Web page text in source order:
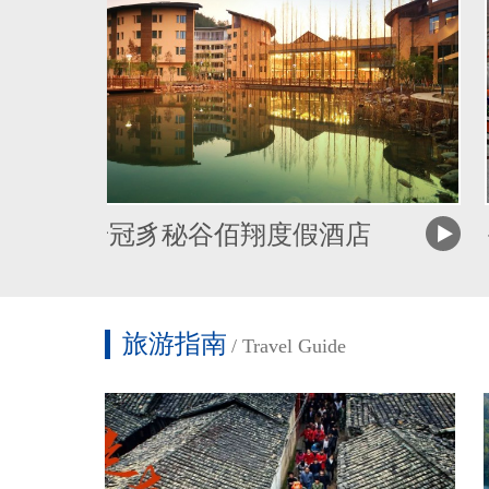
龙岩冠豸秘谷佰翔度假酒店 手
旅游指南 /TravelGuide